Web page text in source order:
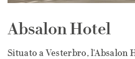
Absalon Hotel
Situato a Vesterbro, l'Absalon